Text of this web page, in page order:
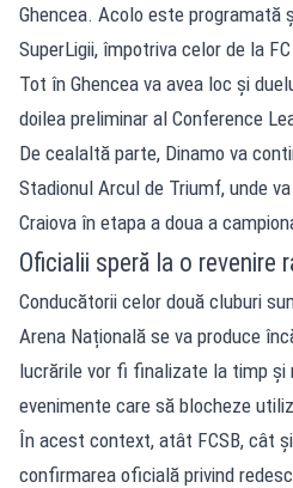
Ghencea. Acolo este programată
SuperLigii, împotriva celor de la
Tot în Ghencea va avea loc și
doilea preliminar al Conference
De cealaltă parte, Dinamo va
Stadionul Arcul de Triumf, unde
Craiova în etapa a doua a
Oficialii speră la o revenire
Conducătorii celor două cluburi
Arena Națională se va produce
lucrările vor fi finalizate la timp și
evenimente care să blocheze
În acest context, atât FCSB, cât
confirmarea oficială privind